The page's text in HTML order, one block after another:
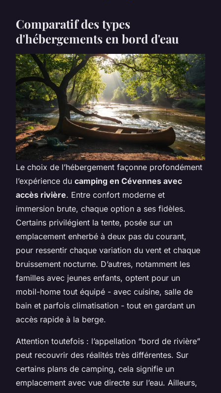
Comparatif des types
d'hébergements en bord d'eau
Le choix de l’hébergement façonne profondément
l’expérience du camping en Cévennes avec
accès rivière. Entre confort moderne et
immersion brute, chaque option a ses fidèles.
Certains privilégient la tente, posée sur un
emplacement enherbé à deux pas du courant,
pour ressentir chaque variation du vent et chaque
bruissement nocturne. D’autres, notamment les
familles avec jeunes enfants, optent pour un
mobil-home tout équipé - avec cuisine, salle de
bain et parfois climatisation - tout en gardant un
accès rapide à la berge.
Attention toutefois : l’appellation “bord de rivière”
peut recouvrir des réalités très différentes. Sur
certains plans de camping, cela signifie un
emplacement avec vue directe sur l’eau. Ailleurs,